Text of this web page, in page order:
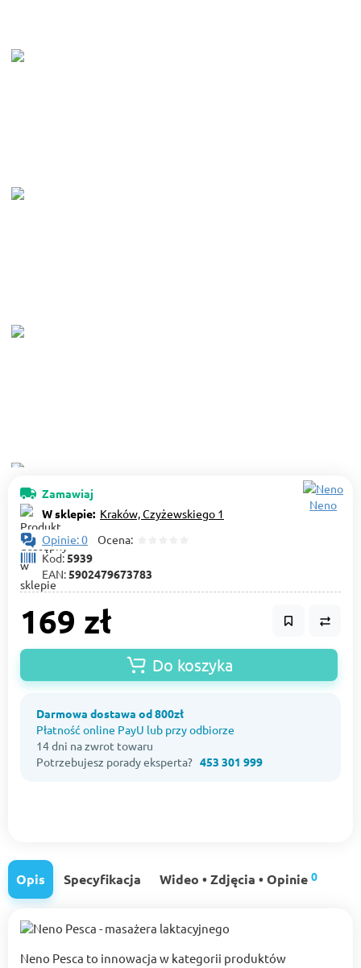
Zamawiaj
W sklepie: Kraków, Czyżewskiego 1
Opinie: 0 Ocena:
Kod:5939
EAN:5902479673783
Neno
169 zł
Do koszyka
Darmowa dostawa od 800zł
Płatność online PayU lub przy odbiorze
14 dni na zwrot towaru
Potrzebujesz porady eksperta? 453 301 999
Opis Specyfikacja Wideo • Zdjęcia • Opinie 0
Neno Pesca to innowacja w kategorii produktów